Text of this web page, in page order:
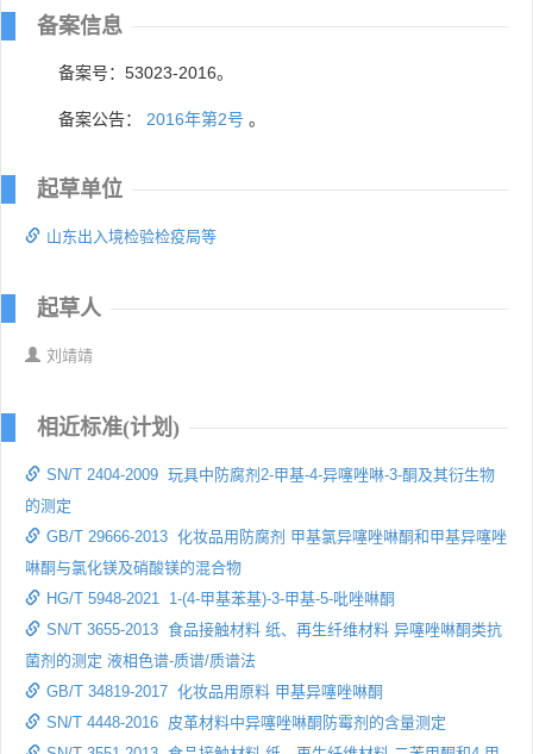
备案信息
备案号：53023-2016。
备案公告： 2016年第2号 。
起草单位
山东出入境检验检疫局等
起草人
刘靖靖
相近标准(计划)
SN/T 2404-2009 玩具中防腐剂2-甲基-4-异噻唑啉-3-酮及其衍生物
的测定
GB/T 29666-2013 化妆品用防腐剂 甲基氯异噻唑啉酮和甲基异噻唑
啉酮与氯化镁及硝酸镁的混合物
HG/T 5948-2021 1-(4-甲基苯基)-3-甲基-5-吡唑啉酮
SN/T 3655-2013 食品接触材料 纸、再生纤维材料 异噻唑啉酮类抗
菌剂的测定 液相色谱-质谱/质谱法
GB/T 34819-2017 化妆品用原料 甲基异噻唑啉酮
SN/T 4448-2016 皮革材料中异噻唑啉酮防霉剂的含量测定